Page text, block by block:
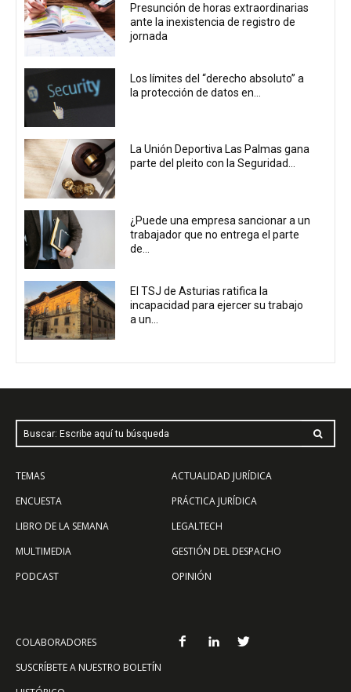
Presunción de horas extraordinarias
ante la inexistencia de registro de
jornada
Los límites del “derecho absoluto” a
la protección de datos en...
La Unión Deportiva Las Palmas gana
parte del pleito con la Seguridad...
¿Puede una empresa sancionar a un
trabajador que no entrega el parte
de...
El TSJ de Asturias ratifica la
incapacidad para ejercer su trabajo
a un...
Buscar: Escribe aquí tu búsqueda
TEMAS
ENCUESTA
LIBRO DE LA SEMANA
MULTIMEDIA
PODCAST
ACTUALIDAD JURÍDICA
PRÁCTICA JURÍDICA
LEGALTECH
GESTIÓN DEL DESPACHO
OPINIÓN
COLABORADORES
SUSCRÍBETE A NUESTRO BOLETÍN